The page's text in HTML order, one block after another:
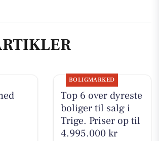
BOLIGMARKED
Top 6 over dyreste
boliger til salg i
Trige. Priser op til
4.995.000 kr